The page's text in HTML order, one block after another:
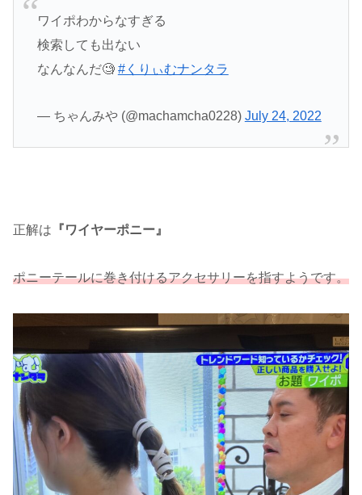
ワイポわからなすぎる
検索しても出ない
なんなんだ🧐 #くりぃむナンタラ
— ちゃんみや (@machamcha0228) July 24, 2022
正解は 『ワイヤーポニー』
ポニーテールに巻き付けるアクセサリーを指すようです。